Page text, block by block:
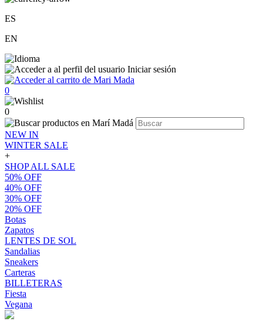
ES
EN
Iniciar sesión
0
0
NEW IN
WINTER SALE
+
SHOP ALL SALE
50% OFF
40% OFF
30% OFF
20% OFF
Botas
Zapatos
LENTES DE SOL
Sandalias
Sneakers
Carteras
BILLETERAS
Fiesta
Vegana